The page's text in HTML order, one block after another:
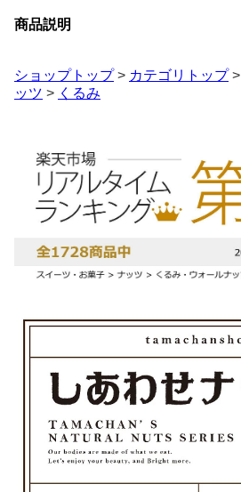
商品説明
ショップトップ> カテゴリトップ>
ッツ > くるみ